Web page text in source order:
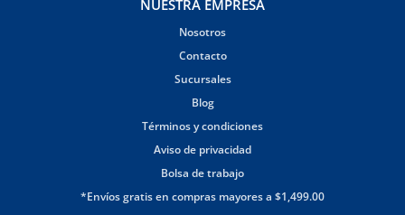
NUESTRA EMPRESA
Nosotros
Contacto
Sucursales
Blog
Términos y condiciones
Aviso de privacidad
Bolsa de trabajo
*Envíos gratis en compras mayores a $1,499.00